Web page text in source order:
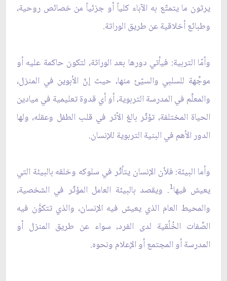
يرثون ما يتمتّع به الآباء كلياً أو جزئياً من خصائص روحية،
وطبائع أخلاقية عن طريق الوراثة.
وأمّا التربية: فيأتي دورها بعد الوراثة، لتكون حاكمة عليه أو
موجِّهة للسلبي والسيّئ منها، حيث إنّ الأبوين في المنزل،
والمعلِّم في المدرسة التربوية، أو أي قدوة تعليمية في ميادين
الحياة المختلفة، تؤثّر بالغ الأثر في قلب الطفل وعقله، ولها
الدور الأهم في البنية التربوية للإنسان.
وأما البيئة: فلأن الإنسان يتأثّر في سلوكه وخلقه بالبيئة التي
يعيش فيها1. ويقصد بالبيئة العامل المؤثّر في الشخصية،
والمحيط العام الذي يعيش فيه الإنسان، والذي تتكوَّن فيه
الصِّفات الخُلُقية لدى الفرد، سواء عن طريق المنزل أو
المدرسة أو المجتمع أو الإعلام ونحوه.